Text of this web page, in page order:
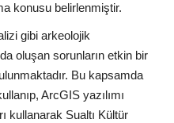
konusu belirlenmiştir.
gibi arkeolojik
oluşan sorunların etkin bir
Bu kapsamda
ArcGIS yazılımı
kullanarak Sualtı Kültür